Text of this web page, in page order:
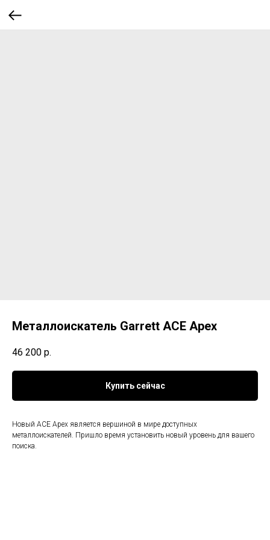
Металлоискатель Garrett ACE Apex
46 200 р.
Купить сейчас
Новый ACE Apex является вершиной в мире доступных
металлоискателей. Пришло время установить новый уровень для вашего
поиска.